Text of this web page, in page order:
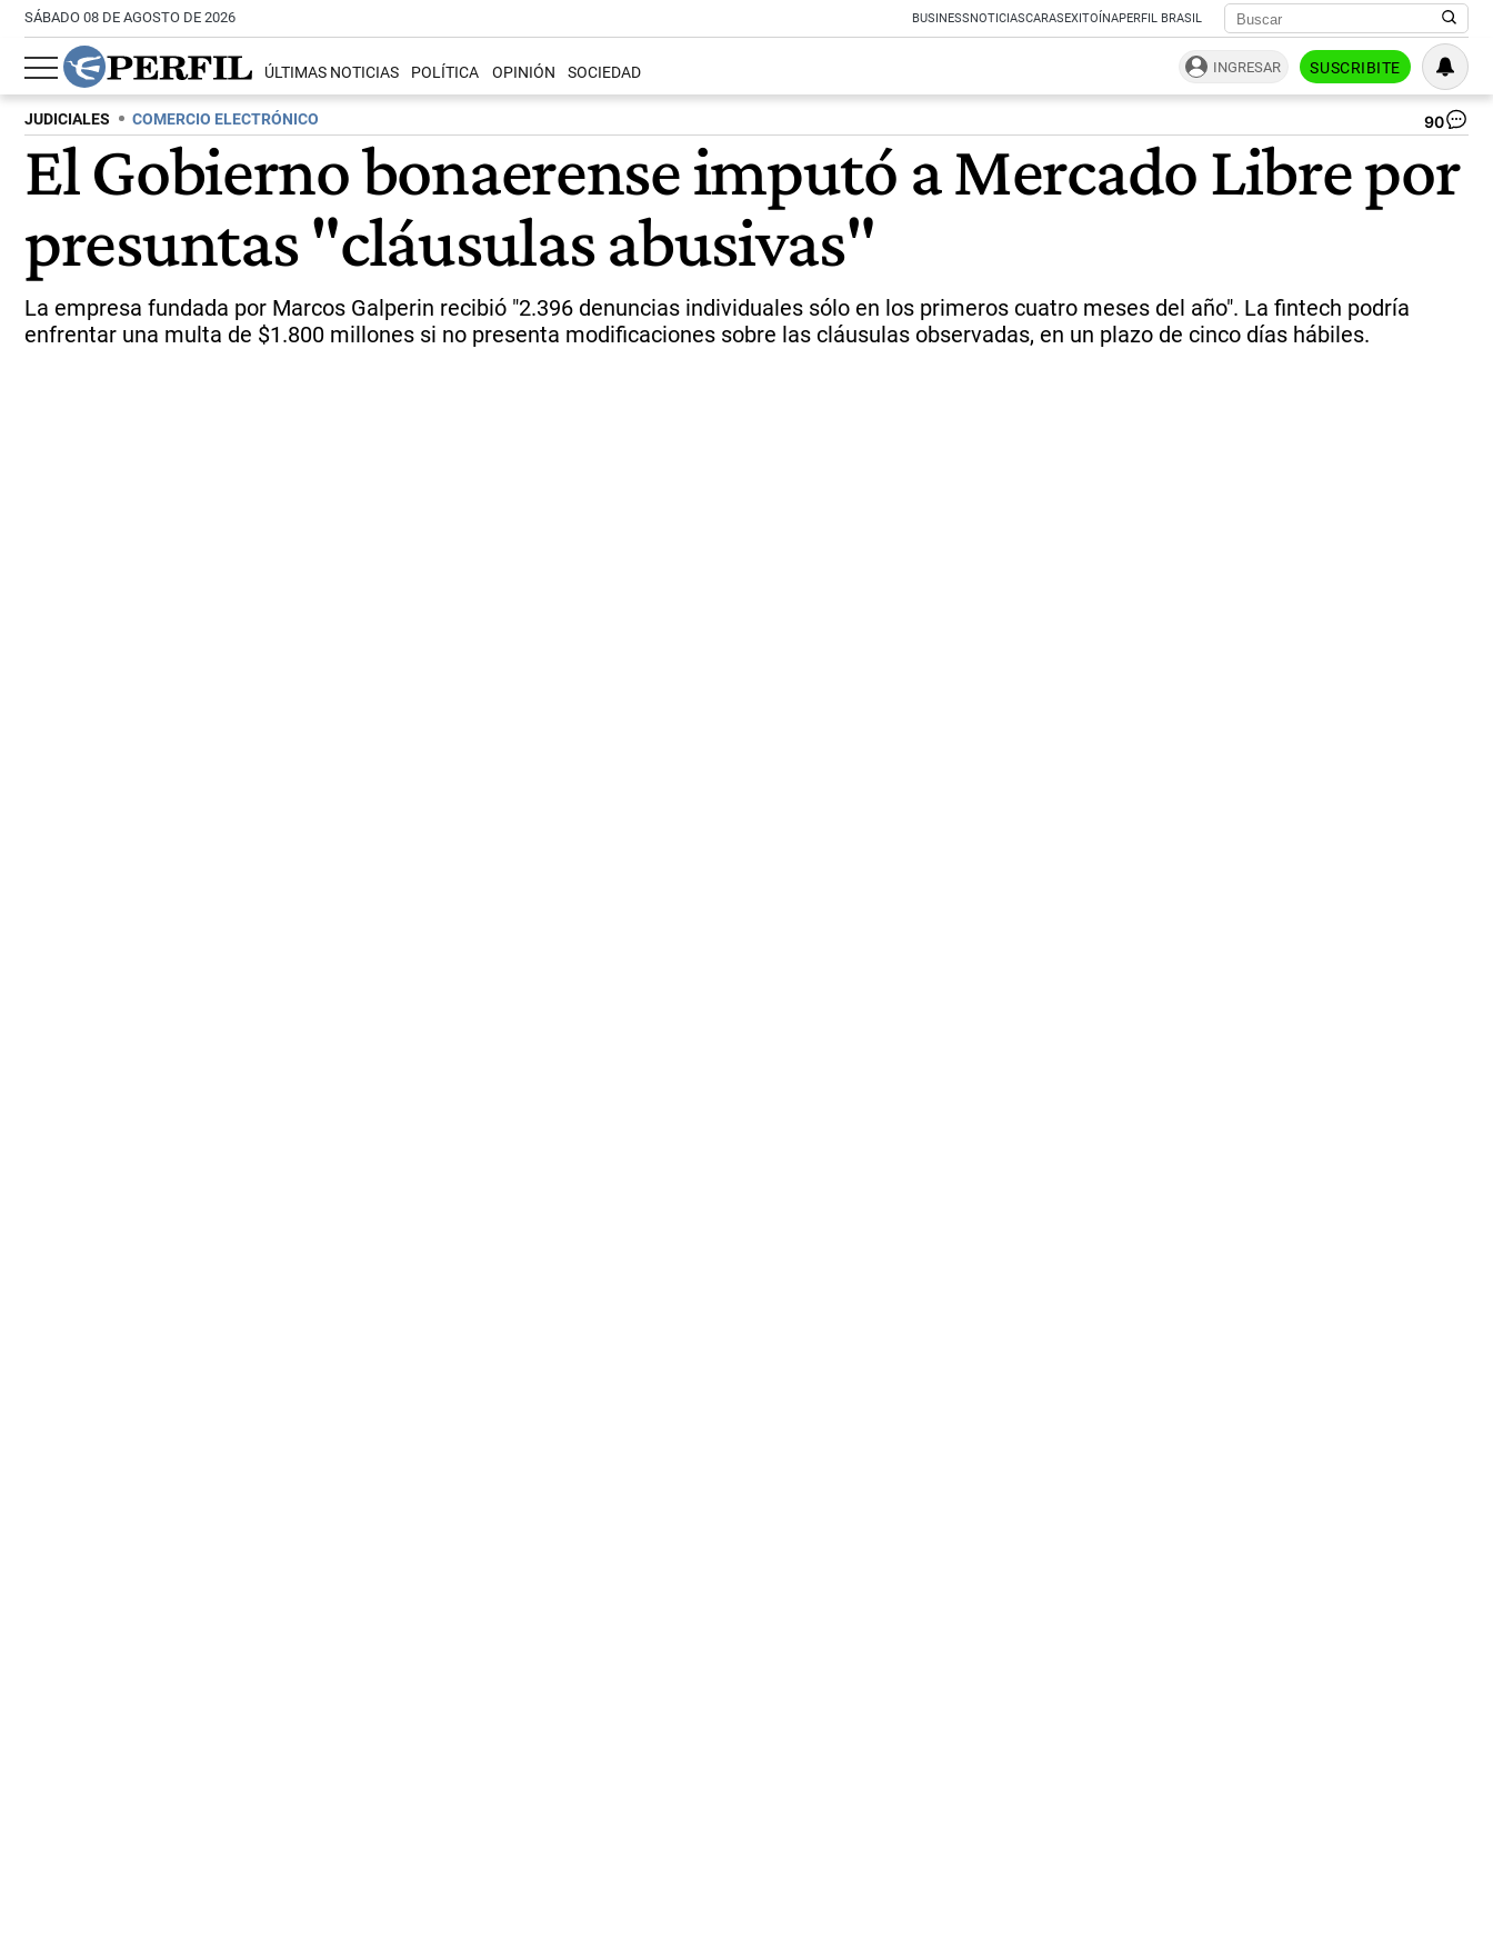
SÁBADO 08 DE AGOSTO DE 2026 BUSINESSNOTICIASCARASEXITOÍNAPERFIL BRASIL
ÚLTIMAS NOTICIAS POLÍTICA OPINIÓN SOCIEDAD INGRESAR SUSCRIBITE
JUDICIALES COMERCIO ELECTRÓNICO 90
El Gobierno bonaerense imputó a Mercado Libre por
presuntas "cláusulas abusivas"
La empresa fundada por Marcos Galperin recibió "2.396 denuncias individuales sólo en los primeros cuatro meses del año". La fintech podría
enfrentar una multa de $1.800 millones si no presenta modificaciones sobre las cláusulas observadas, en un plazo de cinco días hábiles.